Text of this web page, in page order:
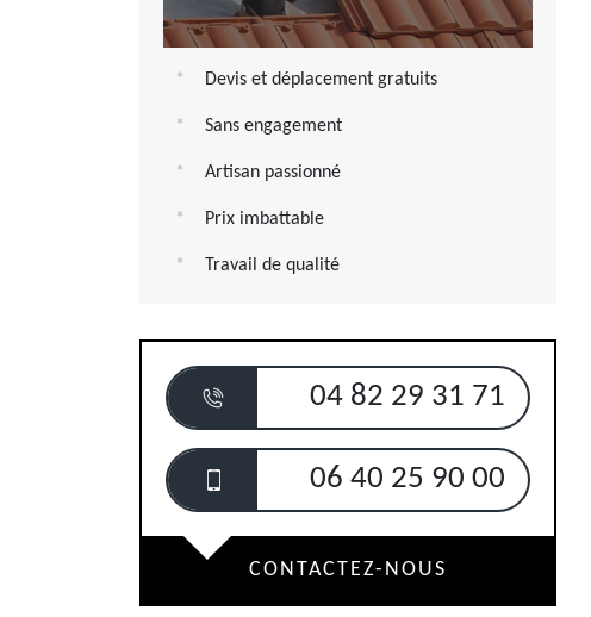
Devis et déplacement gratuits
Sans engagement
Artisan passionné
Prix imbattable
Travail de qualité
04 82 29 31 71
06 40 25 90 00
CONTACTEZ-NOUS